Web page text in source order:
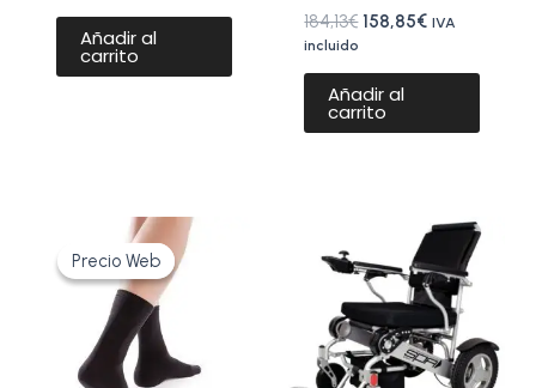
Añadir al
carrito
184,13€ 158,85€ IVA
incluido
Añadir al
carrito
Precio Web
Precio Web
precio
original
era:
23,50€.
precio
actual
variantes.